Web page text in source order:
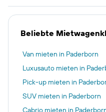
Beliebte
Van mieten in Paderborn
Luxusauto mieten in
Pick-up mieten in
SUV mieten in Paderborn
Cabrio mieten in